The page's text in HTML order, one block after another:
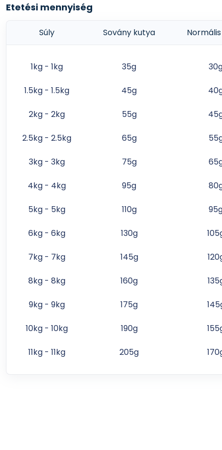
Etetési mennyiség
Súly Sovány kutya
1kg - 1kg 35g
1.5kg - 1.5kg 45g
2kg - 2kg 55g
2.5kg - 2.5kg 65g
3kg - 3kg 75g
4kg - 4kg 95g
5kg - 5kg 110g
6kg - 6kg 130g
7kg - 7kg 145g
8kg - 8kg 160g
9kg - 9kg 175g
10kg - 10kg 190g
11kg - 11kg 205g